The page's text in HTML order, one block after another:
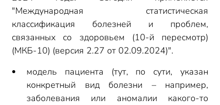
"Международная статистическая
классификация болезней и проблем,
связанных со здоровьем (10-й пересмотр)
(МКБ-10) (версия 2.27 от 02.09.2024)".
модель пациента (тут, по сути, указан
конкретный вид болезни – например,
заболевания или аномалии какого-то